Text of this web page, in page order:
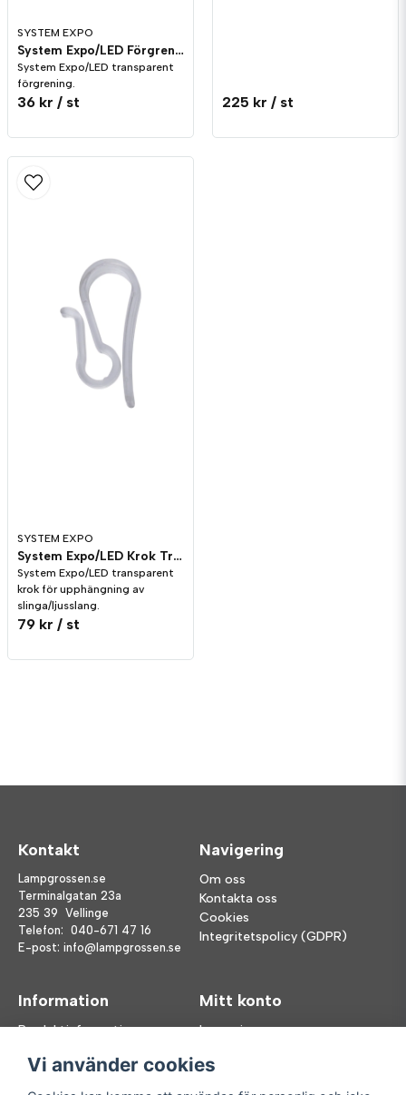
SYSTEM EXPO
System Expo/LED Förgrening T Transparent
System Expo/LED transparent
förgrening.
36 kr / st 225 kr / st
SYSTEM EXPO
System Expo/LED Krok Transparent, 10-pack
System Expo/LED transparent
krok för upphängning av
slinga/ljusslang.
79 kr / st
Kontakt
Lampgrossen.se
Terminalgatan 23a
235 39 Vellinge
Telefon: 040-671 47 16
E-post: info@lampgrossen.se
Navigering
Om oss
Kontakta oss
Cookies
Integritetspolicy (GDPR)
Information
Produktinformation
FAQ
Mitt konto
Logga in
Glömt lösenord?
Vi använder cookies